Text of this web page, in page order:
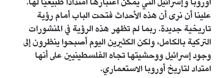
علينا أن نرى أن هذه الأحداث فتحت الباب أمام رؤية
تاريخية جديدة. ربما لم تظهر هذه الرؤية في المنشورات
التركية بالكامل، ولكن الكثيرين اليوم أصبحوا ينظرون إلى
وجود إسرائيل ووحشيتها تجاه الفلسطينيين على أنها
امتداد لتاريخ أوروبا الاستعماري.